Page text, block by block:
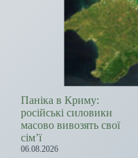
Паніка в Криму:
російські силовики
масово вивозять свої
сім’ї
06.08.2026